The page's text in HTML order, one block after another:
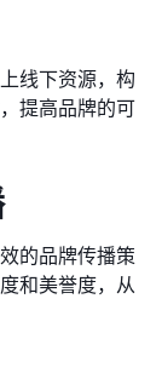
线下资源，构
提高品牌的可
的品牌传播策
和美誉度，从